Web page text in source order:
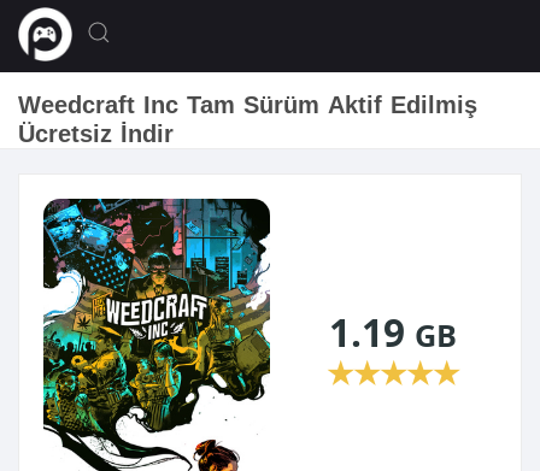
Weedcraft Inc Tam Sürüm Aktif Edilmiş
Ücretsiz İndir
1.19 GB
★★★★★